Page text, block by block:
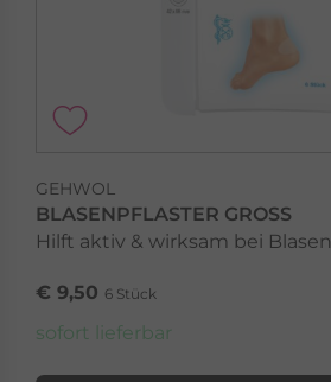
GEHWOL
BLASENPFLASTER GROSS
Hilft aktiv & wirksam bei Blasen
€ 9,50 6 Stück
sofort lieferbar